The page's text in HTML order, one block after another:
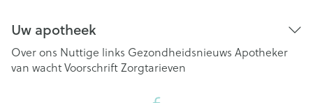
Uw apotheek
Over ons Nuttige links Gezondheidsnieuws Apotheker
van wachtVoorschriftZorgtarieven